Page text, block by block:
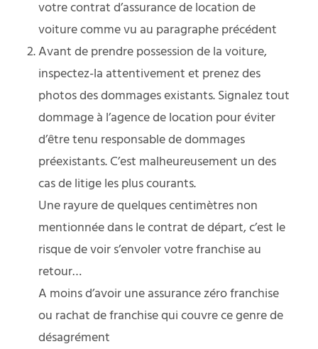
votre contrat d’assurance de location de
voiture comme vu au paragraphe précédent
Avant de prendre possession de la voiture,
inspectez-la attentivement et prenez des
photos des dommages existants. Signalez tout
dommage à l’agence de location pour éviter
d’être tenu responsable de dommages
préexistants. C’est malheureusement un des
cas de litige les plus courants.
Une rayure de quelques centimètres non
mentionnée dans le contrat de départ, c’est le
risque de voir s’envoler votre franchise au
retour…
A moins d’avoir une assurance zéro franchise
ou rachat de franchise qui couvre ce genre de
désagrément